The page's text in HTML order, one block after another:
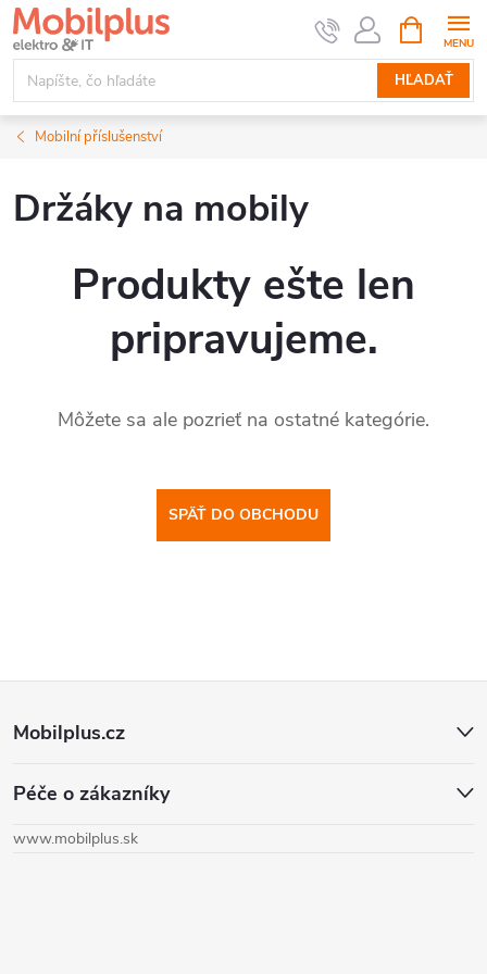
Prejsť
na
obsah
HĽADAŤ
KOŠÍK
Mobilní příslušenství
Držáky na mobily
Produkty ešte len
pripravujeme.
Môžete sa ale pozrieť na ostatné kategórie.
SPÄŤ DO OBCHODU
p
Mobilplus.cz
Péče o zákazníky
www.mobilplus.sk